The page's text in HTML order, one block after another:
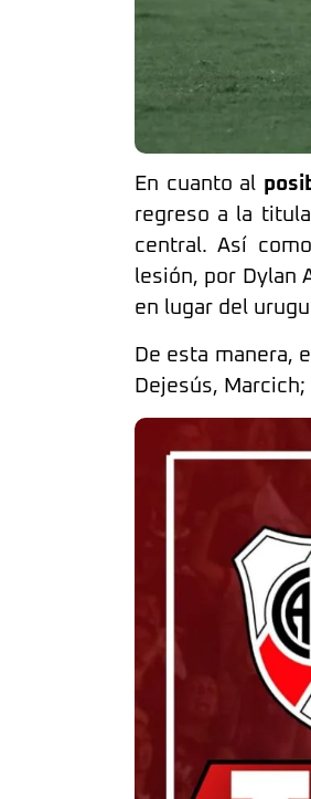
En cuanto al
regreso a la
central. Así
lesión, por Dylan
en lugar del
De esta manera,
Dejesús,